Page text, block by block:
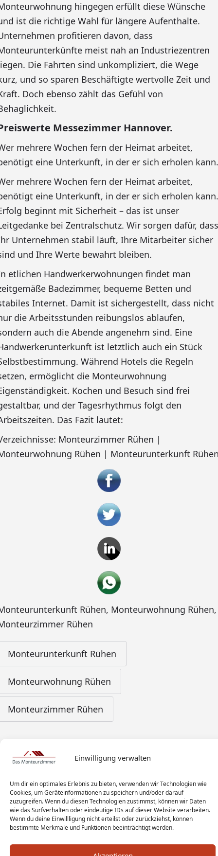
Einwilligung verwalten
Um dir ein optimales Erlebnis zu bieten, verwenden wir Technologien wie
Cookies, um Geräteinformationen zu speichern und/oder darauf
zuzugreifen. Wenn du diesen Technologien zustimmst, können wir Daten
wie das Surfverhalten oder eindeutige IDs auf dieser Website verarbeiten.
Wenn du deine Einwillligung nicht erteilst oder zurückziehst, können
bestimmte Merkmale und Funktionen beeinträchtigt werden.
hingegen erfüllt diese Wünsche
ist die richtige Wahl für längere Aufenthalte.
profitieren davon, dass
meist nah an Industriezentren
Die Fahrten sind unkompliziert, die Wege
und so sparen Beschäftigte wertvolle Zeit und
Doch ebenso zählt das Gefühl von
Messezimmer Hannover.
mehrere Wochen fern der Heimat arbeitet,
eine Unterkunft, in der er sich erholen kann.
mehrere Wochen fern der Heimat arbeitet,
eine Unterkunft, in der er sich erholen kann.
beginnt mit Sicherheit – das ist unser
bei Zentralschutz. Wir sorgen dafür, dass
Unternehmen stabil läuft, Ihre Mitarbeiter sicher
und Ihre Werte bewahrt bleiben.
etlichen Handwerkerwohnungen findet man
Badezimmer, bequeme Betten und
Internet. Damit ist sichergestellt, dass nicht
die Arbeitsstunden reibungslos ablaufen,
auch die Abende angenehm sind. Eine
ist letztlich auch ein Stück
Während Hotels die Regeln
ermöglicht die Monteurwohnung
Kochen und Besuch sind frei
und der Tagesrhythmus folgt den
Das Fazit lautet:
Monteurzimmer Rühen |
Rühen | Monteurunterkunft
Rühen, Monteurwohnung Rühen,
Rühen
Monteurunterkunft Rühen
Monteurwohnung Rühen
Monteurzimmer Rühen